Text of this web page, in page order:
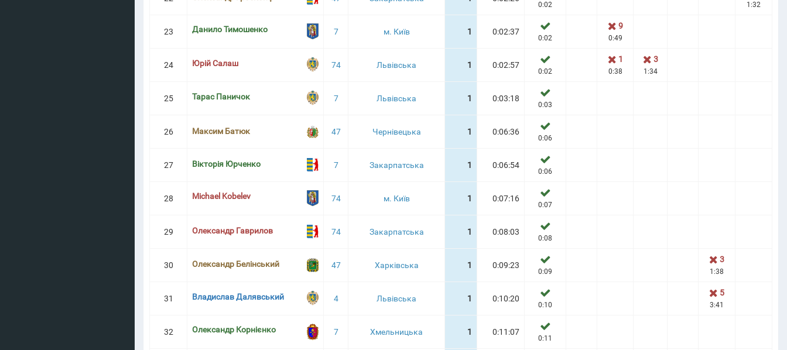
0:02 1:32
23 Данило Тимошенко 7 м. Київ 1 0:02:37
0:02
9
0:49
24 Юрій Салаш 74 Львівська 1 0:02:57
0:02
1
0:38
3
1:34
25 Тарас Паничок 7 Львівська 1 0:03:18
0:03
26 Максим Батюк 47 Чернівецька 1 0:06:36
0:06
27 Вікторія Юрченко 7 Закарпатська 1 0:06:54
0:06
28 Michael Kobelev 74 м. Київ 1 0:07:16
0:07
29 Олександр Гаврилов 74 Закарпатська 1 0:08:03
0:08
30 Олександр Белінський 47 Харківська 1 0:09:23
0:09
3
1:38
31 Владислав Далявський 4 Львівська 1 0:10:20
0:10
5
3:41
32 Олександр Корнієнко 7 Хмельницька 1 0:11:07
0:11